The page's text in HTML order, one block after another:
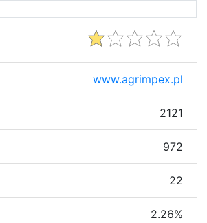
www.agrimpex.pl
2121
972
22
2.26%